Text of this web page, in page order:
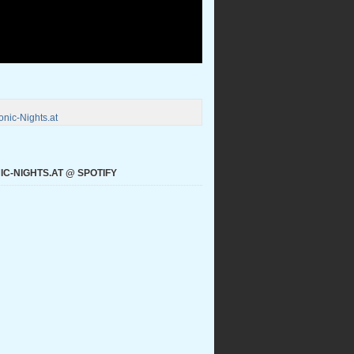
Nights.at
NIGHTS.AT @ SPOTIFY